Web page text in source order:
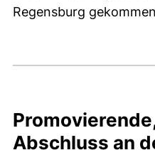
Regensburg
Wie bewerbe
Abschluss an